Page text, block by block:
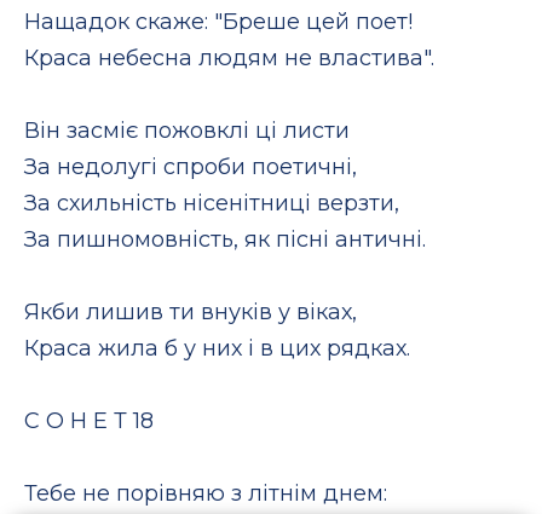
Нащадок скаже: "Бреше цей поет!
Краса небесна людям не властива".
Він засміє пожовклі ці листи
За недолугі спроби поетичні,
За схильність нісенітниці верзти,
За пишномовність, як пісні античні.
Якби лишив ти внуків у віках,
Краса жила б у них і в цих рядках.
С О Н Е Т 18
Тебе не порівняю з літнім днем: